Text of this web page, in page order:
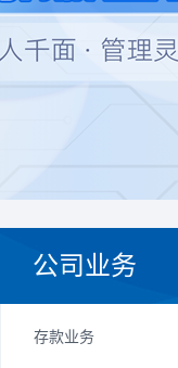
公司业务
存款业务